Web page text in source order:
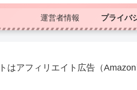
運営者情報 プライバ
はアフィリエイト広告（